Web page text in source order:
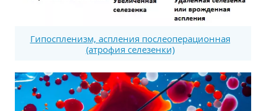
Гипоспленизм, аспления послеоперационная
(атрофия селезенки)